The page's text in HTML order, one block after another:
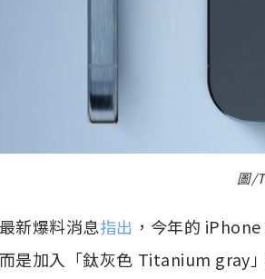
圖/
新爆料消息指出 ，今年的
而是加入「鈦灰色 Titanium gray